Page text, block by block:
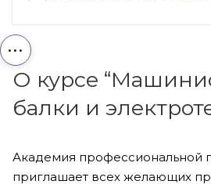
...
О курсе
балки и
Академия профессиональной
приглашает всех желающих